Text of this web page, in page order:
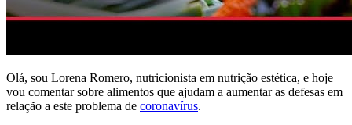
Olá, sou Lorena Romero, nutricionista em nutrição estética, e hoje
vou comentar sobre alimentos que ajudam a aumentar as defesas em
relação a este problema de coronavírus.